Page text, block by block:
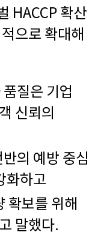
HACCP 확산
으로 확대해
질은 기업
신뢰의
의 예방 중심
화하고
확보를 위해
말했다.